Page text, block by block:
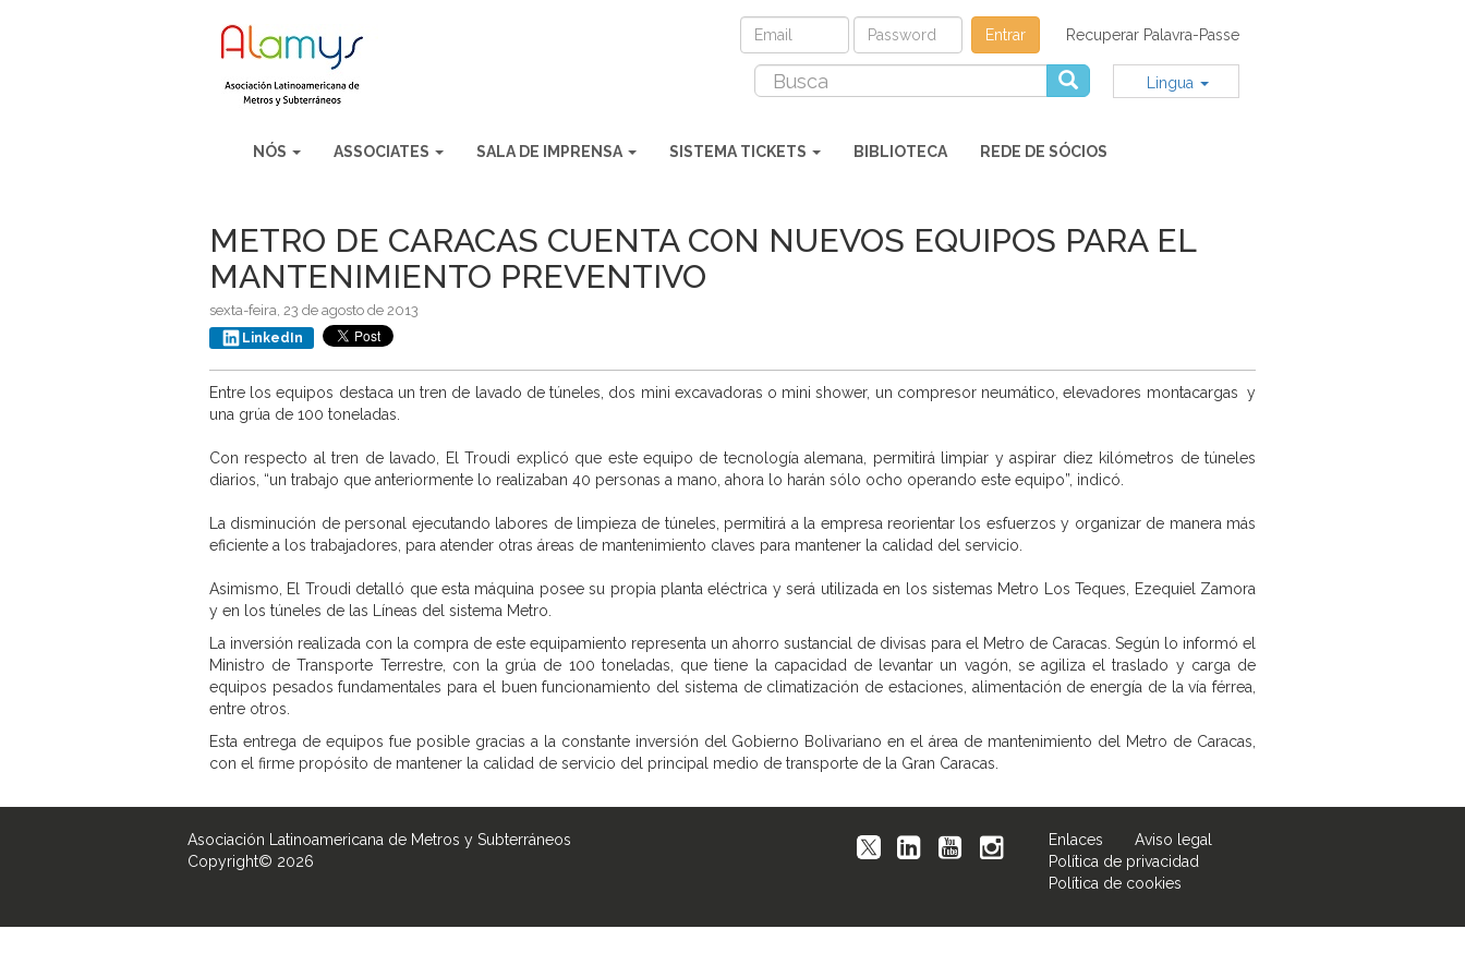
Entrar Recuperar Palavra-Passe
Lingua
NÓS ASSOCIATES SALA DE IMPRENSA SISTEMA TICKETS BIBLIOTECA REDE DE SÓCIOS
METRO DE CARACAS CUENTA CON NUEVOS EQUIPOS PARA EL
MANTENIMIENTO PREVENTIVO
sexta-feira, 23 de agosto de 2013
LinkedIn
Entre los equipos destaca un tren de lavado de túneles, dos mini excavadoras o mini shower, un compresor neumático, elevadores montacargas y
una grúa de 100 toneladas.
Con respecto al tren de lavado, El Troudi explicó que este equipo de tecnología alemana, permitirá limpiar y aspirar diez kilómetros de túneles
diarios, “un trabajo que anteriormente lo realizaban 40 personas a mano, ahora lo harán sólo ocho operando este equipo”, indicó.
La disminución de personal ejecutando labores de limpieza de túneles, permitirá a la empresa reorientar los esfuerzos y organizar de manera más
eficiente a los trabajadores, para atender otras áreas de mantenimiento claves para mantener la calidad del servicio.
Asimismo, El Troudi detalló que esta máquina posee su propia planta eléctrica y será utilizada en los sistemas Metro Los Teques, Ezequiel Zamora
y en los túneles de las Líneas del sistema Metro.
La inversión realizada con la compra de este equipamiento representa un ahorro sustancial de divisas para el Metro de Caracas. Según lo informó el
Ministro de Transporte Terrestre, con la grúa de 100 toneladas, que tiene la capacidad de levantar un vagón, se agiliza el traslado y carga de
equipos pesados fundamentales para el buen funcionamiento del sistema de climatización de estaciones, alimentación de energía de la vía férrea,
entre otros.
Esta entrega de equipos fue posible gracias a la constante inversión del Gobierno Bolivariano en el área de mantenimiento del Metro de Caracas,
con el firme propósito de mantener la calidad de servicio del principal medio de transporte de la Gran Caracas.
Asociación Latinoamericana de Metros y Subterráneos
Copyright© 2026
Enlaces
Aviso legal
Política de privacidad
Política de cookies